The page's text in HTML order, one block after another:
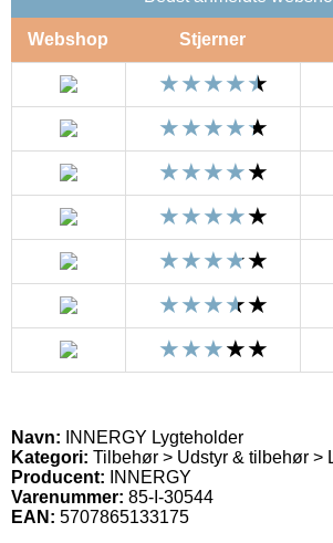
Webshop Stjerner
Navn: INNERGY Lygteholder
Kategori: Tilbehør > Udstyr & tilbehør >
Producent:
INNERGY
Varenummer: 85-I-30544
EAN: 5707865133175